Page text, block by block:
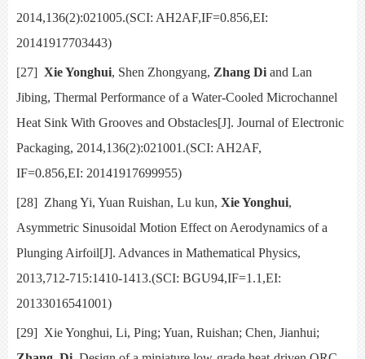
2014,136(2):021005.(SCI: AH2AF,IF=0.856,EI:
20141917703443)
[27] Xie Yonghui, Shen Zhongyang, Zhang Di and Lan
Jibing, Thermal Performance of a Water-Cooled Microchannel
Heat Sink With Grooves and Obstacles[J]. Journal of Electronic
Packaging, 2014,136(2):021001.(SCI: AH2AF,
IF=0.856,EI: 20141917699955)
[28] Zhang Yi, Yuan Ruishan, Lu kun, Xie Yonghui,
Asymmetric Sinusoidal Motion Effect on Aerodynamics of a
Plunging Airfoil[J]. Advances in Mathematical Physics,
2013,712-715:1410-1413.(SCI: BGU94,IF=1.1,EI:
20133016541001)
[29] Xie Yonghui, Li, Ping; Yuan, Ruishan; Chen, Jianhui;